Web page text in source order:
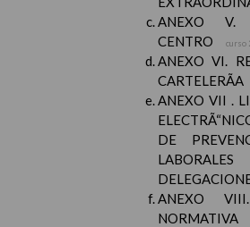
ANEXO V.
CENTRO
curso
ANEXO VI.
CARTELERÃA
ANEXO VII .
DE
ANEXO
NORMATIVA